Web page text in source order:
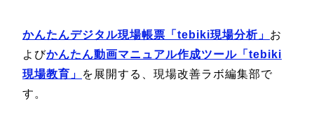
かんたんデジタル現場帳票「tebiki現場分析」 お
よびかんたん動画マニュアル作成ツール「tebiki
現場教育」
を展開する、現場改善ラボ編集部で
す。